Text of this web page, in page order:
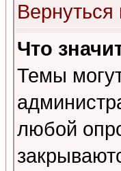
Вернуться
Что
Темы
любой